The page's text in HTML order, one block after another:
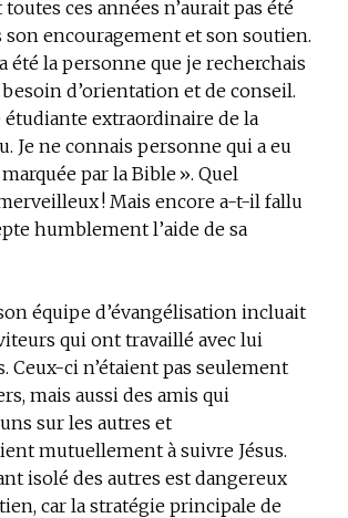
ces années n’aurait pas été
son encouragement et son soutien.
été la personne que je recherchais
besoin d’orientation et de conseil.
étudiante extraordinaire de la
Je ne connais personne qui a eu
par la Bible ». Quel
! Mais encore a-t-il fallu
humblement l’aide de sa
équipe d’évangélisation incluait
qui ont travaillé avec lui
Ceux-ci n’étaient pas seulement
mais aussi des amis qui
sur les autres et
mutuellement à suivre Jésus.
isolé des autres est dangereux
car la stratégie principale de